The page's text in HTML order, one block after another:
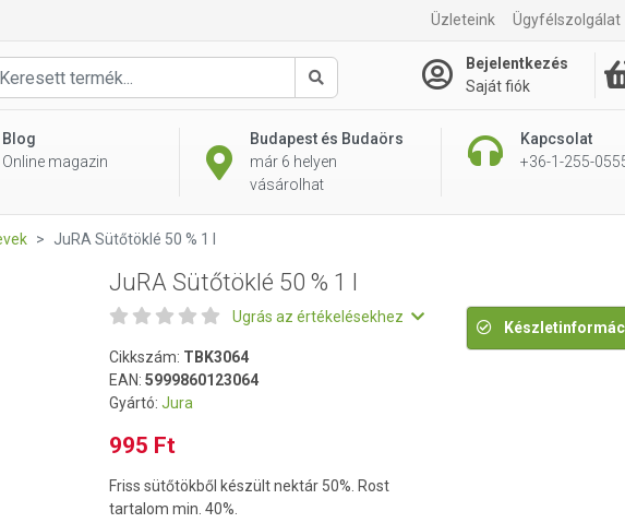
Üzleteink Ügyfélszolgálat
Keresés
Bejelentkezés
Saját fiók
Blog
Online magazin
Budapest és Budaörs
már 6 helyen
vásárolhat
Kapcsolat
+36-1-255-
JuRA Sütőtöklé 50 % 1 l
JuRA Sütőtöklé 50 % 1 l
Ugrás az értékelésekhez
Cikkszám: TBK3064
EAN: 5999860123064
Gyártó: Jura
995 Ft
Friss sütőtökből készült nektár 50%. Rost
tartalom min. 40%.